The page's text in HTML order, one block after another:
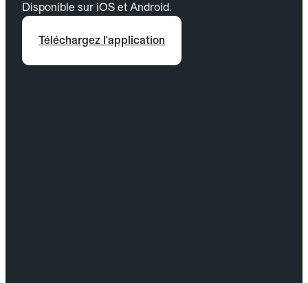
Disponible sur iOS et Android.
Téléchargez l'application